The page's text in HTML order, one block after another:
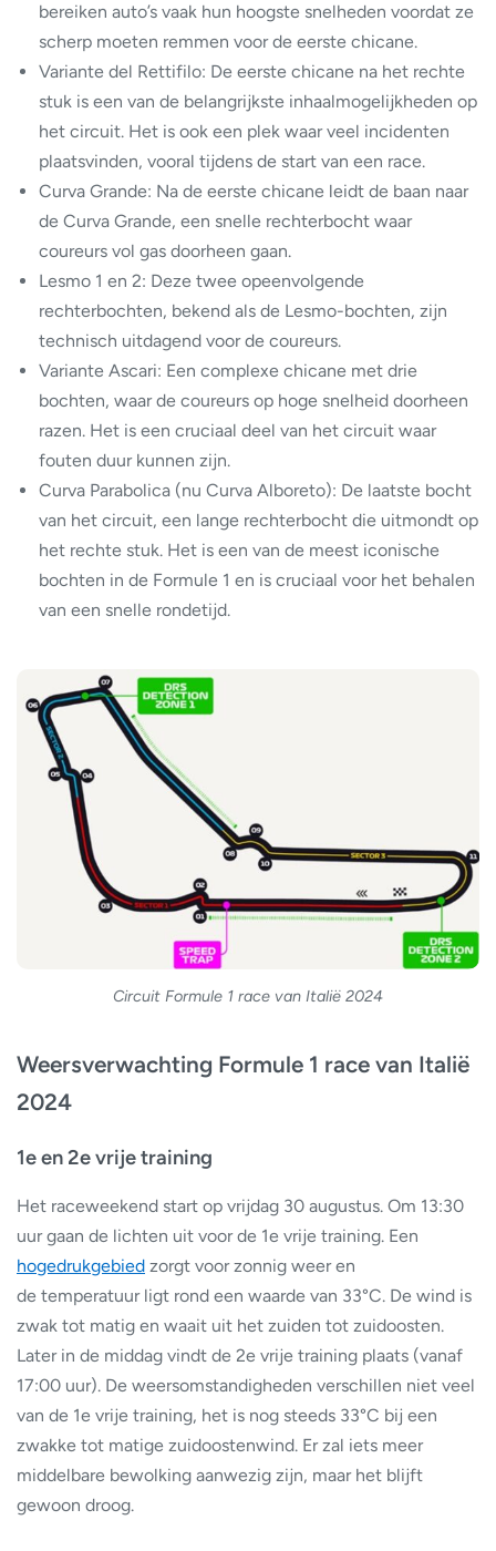
bereiken auto’s vaak hun hoogste snelheden voordat ze
scherp moeten remmen voor de eerste chicane.
Variante del Rettifilo: De eerste chicane na het rechte
stuk is een van de belangrijkste inhaalmogelijkheden op
het circuit. Het is ook een plek waar veel incidenten
plaatsvinden, vooral tijdens de start van een race.
Curva Grande: Na de eerste chicane leidt de baan naar
de Curva Grande, een snelle rechterbocht waar
coureurs vol gas doorheen gaan.
Lesmo 1 en 2: Deze twee opeenvolgende
rechterbochten, bekend als de Lesmo-bochten, zijn
technisch uitdagend voor de coureurs.
Variante Ascari: Een complexe chicane met drie
bochten, waar de coureurs op hoge snelheid doorheen
razen. Het is een cruciaal deel van het circuit waar
fouten duur kunnen zijn.
Curva Parabolica (nu Curva Alboreto): De laatste bocht
van het circuit, een lange rechterbocht die uitmondt op
het rechte stuk. Het is een van de meest iconische
bochten in de Formule 1 en is cruciaal voor het behalen
van een snelle rondetijd.
Circuit Formule 1 race van Italië 2024
Weersverwachting Formule 1 race van Italië
2024
1e en 2e vrije training
Het raceweekend start op vrijdag 30 augustus. Om 13:30
uur gaan de lichten uit voor de 1e vrije training. Een
hogedrukgebied zorgt voor zonnig weer en
de temperatuur ligt rond een waarde van 33°C. De wind is
zwak tot matig en waait uit het zuiden tot zuidoosten.
Later in de middag vindt de 2e vrije training plaats (vanaf
17:00 uur). De weersomstandigheden verschillen niet veel
van de 1e vrije training, het is nog steeds 33°C bij een
zwakke tot matige zuidoostenwind. Er zal iets meer
middelbare bewolking aanwezig zijn, maar het blijft
gewoon droog.